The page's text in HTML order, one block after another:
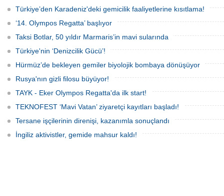
aldığı Alman işletmesindeki Emil
gemisinde yangın çıktı; teknik sistemler
durunca mürettebat tahliye edildi.
sekteye uğrattı. Risk artışıyla birlikte
ortalama petrol tankeri maliyetleri 300
bin doları aşarken, savaş sigortası
fiyatlarında yüzde 50’yi geçen
Türkiye’den Karadeniz'deki gemicilik faaliyetlerine kısıtlama!
‘14. Olympos Regatta’ başlıyor
Taksi Botlar, 50 yıldır Marmaris’in mavi sularında
Türkiye'nin ‘Denizcilik Gücü’!
Hürmüz’de bekleyen gemiler biyolojik bombaya dönüşüyor
Rusya'nın gizli filosu büyüyor!
TAYK - Eker Olympos Regatta'da ilk start!
TEKNOFEST ‘Mavi Vatan’ ziyaretçi kayıtları başladı!
Tersane işçilerinin direnişi, kazanımla sonuçlandı
İngiliz aktivistler, gemide mahsur kaldı!